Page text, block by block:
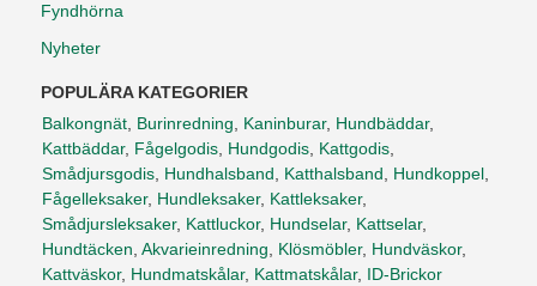
Fyndhörna
Nyheter
POPULÄRA KATEGORIER
Balkongnät, Burinredning, Kaninburar, Hundbäddar,
Kattbäddar, Fågelgodis, Hundgodis, Kattgodis,
Smådjursgodis, Hundhalsband, Katthalsband, Hundkoppel,
Fågelleksaker, Hundleksaker, Kattleksaker,
Smådjursleksaker, Kattluckor, Hundselar, Kattselar,
Hundtäcken, Akvarieinredning, Klösmöbler, Hundväskor,
Kattväskor, Hundmatskålar, Kattmatskålar, ID-Brickor